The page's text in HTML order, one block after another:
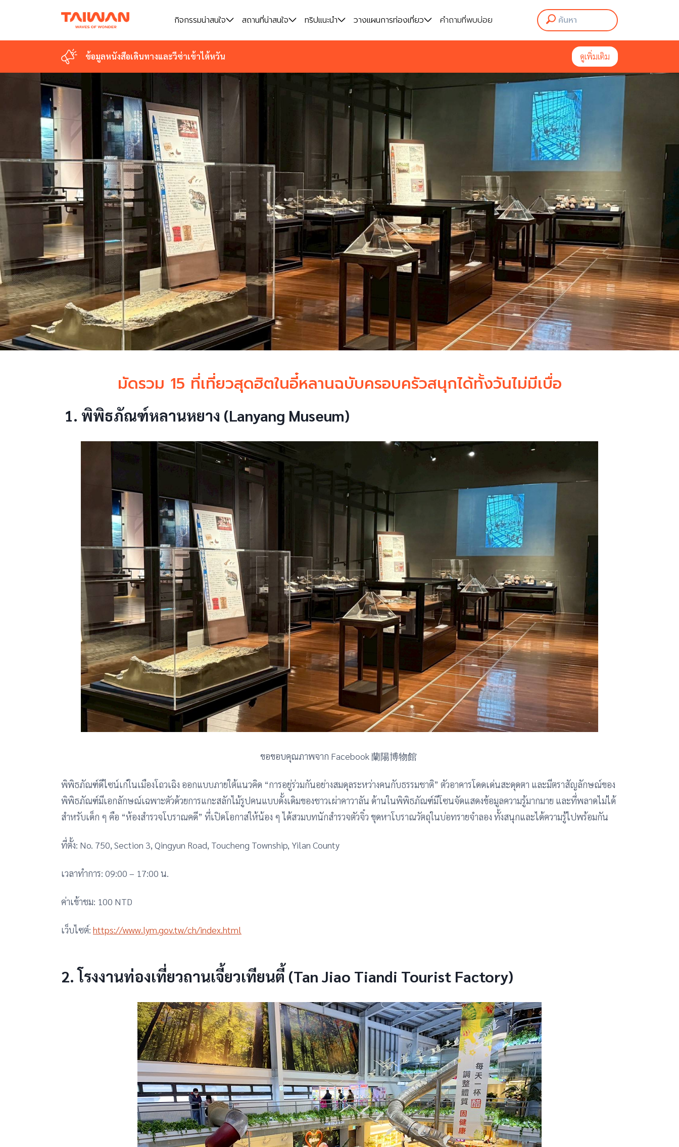
กิจกรรมน่าสนใจ สถานที่น่าสนใจ ทริปแนะนำ วางแผนการท่องเที่ยว คำถามที่พบบ่อย
ข้อมูลหนังสือเดินทางและวีซ่าเข้าไต้หวัน ดูเพิ่มเติม
มัดรวม 15 ที่เที่ยวสุดฮิตในอี๋หลานฉบับครอบครัวสนุกได้ทั้งวันไม่มีเบื่อ
1. พิพิธภัณฑ์หลานหยาง (Lanyang Museum)
ขอขอบคุณภาพจาก Facebook 蘭陽博物館
พิพิธภัณฑ์ดีไซน์เก๋ในเมืองโถวเฉิง ออกแบบภายใต้แนวคิด “การอยู่ร่วมกันอย่างสมดุลระหว่างคนกับธรรมชาติ” ตัวอาคารโดดเด่นสะดุดตา และมีตราสัญลักษณ์ของ
พิพิธภัณฑ์มีเอกลักษณ์เฉพาะตัวด้วยการแกะสลักไม้รูปคนแบบดั้งเดิมของชาวเผ่าคาวาลัน ด้านในพิพิธภัณฑ์มีโซนจัดแสดงข้อมูลความรู้มากมาย และที่พลาดไม่ได้
สำหรับเด็ก ๆ คือ “ห้องสำรวจโบราณคดี” ที่เปิดโอกาสให้น้อง ๆ ได้สวมบทนักสำรวจตัวจิ๋ว ขุดหาโบราณวัตถุในบ่อทรายจำลอง ทั้งสนุกและได้ความรู้ไปพร้อมกัน
ที่ตั้ง: No. 750, Section 3, Qingyun Road, Toucheng Township, Yilan County
เวลาทำการ: 09:00 – 17:00 น.
ค่าเข้าชม: 100 NTD
เว็บไซต์: https://www.lym.gov.tw/ch/index.html
2. โรงงานท่องเที่ยวถานเจี้ยวเทียนตี้ (Tan Jiao Tiandi Tourist Factory)